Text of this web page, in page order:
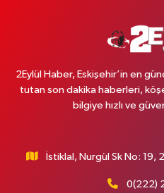
2Eylül Haber, Eskişehir’in en
tutan son dakika haberleri,
bilgiye hızlı ve
İstiklal, Nurgül Sk No: 19,
0(222)